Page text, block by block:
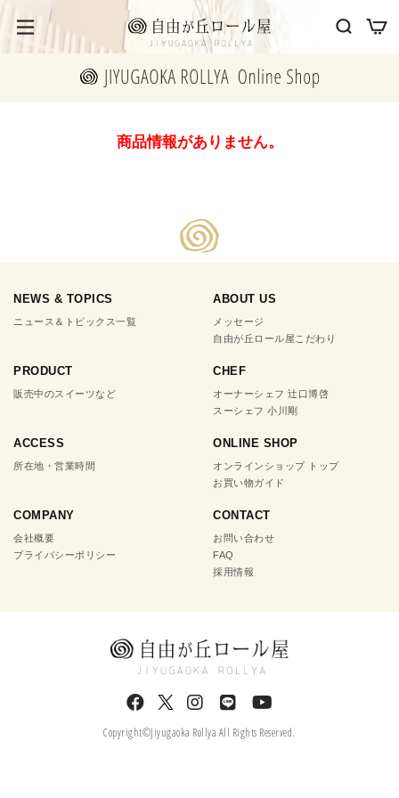
商品情報がありません。
NEWS & TOPICS
ニュース＆トピックス一覧
ABOUT US
メッセージ
自由が丘ロール屋こだわり
PRODUCT
販売中のスイーツなど
CHEF
オーナーシェフ 辻口博啓
スーシェフ 小川剛
ACCESS
所在地・営業時間
ONLINE SHOP
オンラインショップ トップ
お買い物ガイド
COMPANY
会社概要
プライバシーポリシー
CONTACT
お問い合わせ
FAQ
採用情報
Copyright©Jiyugaoka Rollya All Rights Reserved.